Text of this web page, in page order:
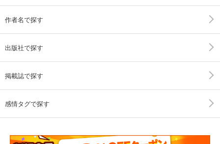
作者名で探す
出版社で探す
掲載誌で探す
感情タグで探す